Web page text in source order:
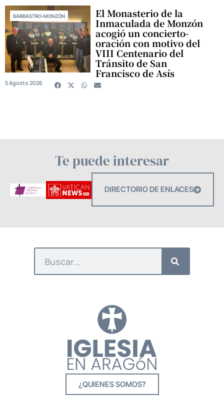
BARBASTRO-MONZÓN El Monasterio de la
Inmaculada de Monzón
acogió un concierto-
oración con motivo del
VIII Centenario del
Tránsito de San
Francisco de Asís
5 Agosto 2026
Te puede interesar
DIRECTORIO DE ENLACES
¿QUIENES SOMOS?